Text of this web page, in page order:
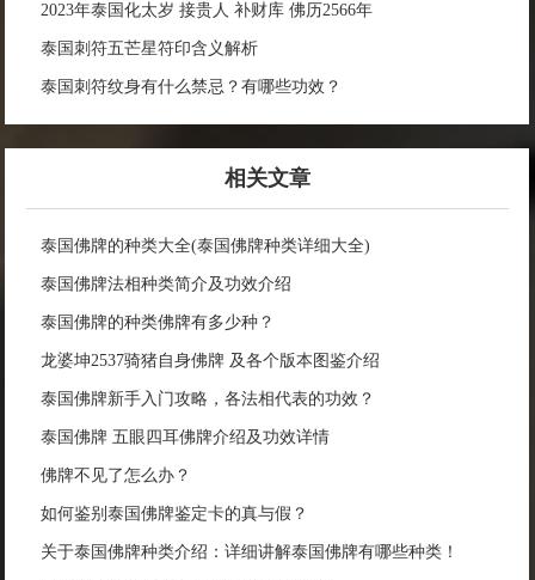
2023年泰国化太岁 接贵人 补财库 佛历2566年
泰国刺符五芒星符印含义解析
泰国刺符纹身有什么禁忌？有哪些功效？
相关文章
泰国佛牌的种类大全(泰国佛牌种类详细大全)
泰国佛牌法相种类简介及功效介绍
泰国佛牌的种类佛牌有多少种？
龙婆坤2537骑猪自身佛牌 及各个版本图鉴介绍
泰国佛牌新手入门攻略，各法相代表的功效？
泰国佛牌 五眼四耳佛牌介绍及功效详情
佛牌不见了怎么办？
如何鉴别泰国佛牌鉴定卡的真与假？
关于泰国佛牌种类介绍：详细讲解泰国佛牌有哪些种类！